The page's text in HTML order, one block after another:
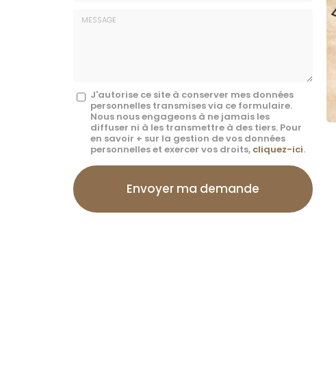
Message
J'autorise ce site à conserver mes données
personnelles transmises via ce formulaire.
Nous nous engageons à ne jamais les
diffuser ni à les transmettre à des tiers. Pour
en savoir + sur la gestion de vos données
personnelles et exercer vos droits, cliquez-ici.
Acceptation
RGPD
*
Envoyer ma demande